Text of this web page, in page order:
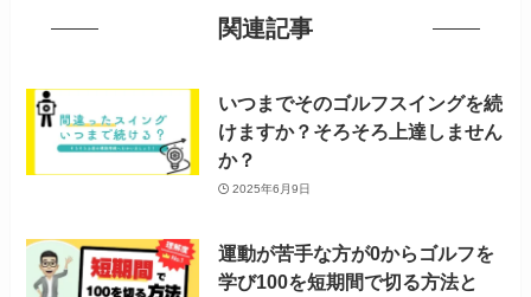
関連記事
いつまでそのゴルフスイングを続
けますか？そろそろ上達しません
か？
2025年6月9日
運動が苦手な方が0からゴルフを
学び100を短期間で切る方法と